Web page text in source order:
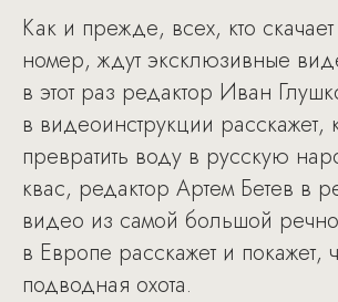
Как и прежде, всех, кто
номер, ждут эксклюзивные
в этот раз редактор Иван
в видеоинструкции расскажет,
превратить воду в русскую
квас, редактор Артем Бетев в
видео из самой большой
в Европе расскажет и покажет,
подводная охота.